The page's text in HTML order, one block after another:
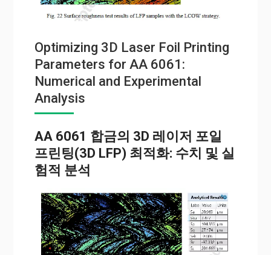
Optimizing 3D Laser Foil Printing
Parameters for AA 6061:
Numerical and Experimental
Analysis
AA 6061 합금의 3D 레이저 포일
프린팅(3D LFP) 최적화: 수치 및 실
험적 분석